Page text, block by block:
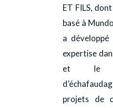
ET FILS,
basé à
a
expertise
et le
projets de